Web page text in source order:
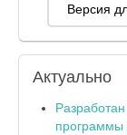
Версия
Актуально
программы